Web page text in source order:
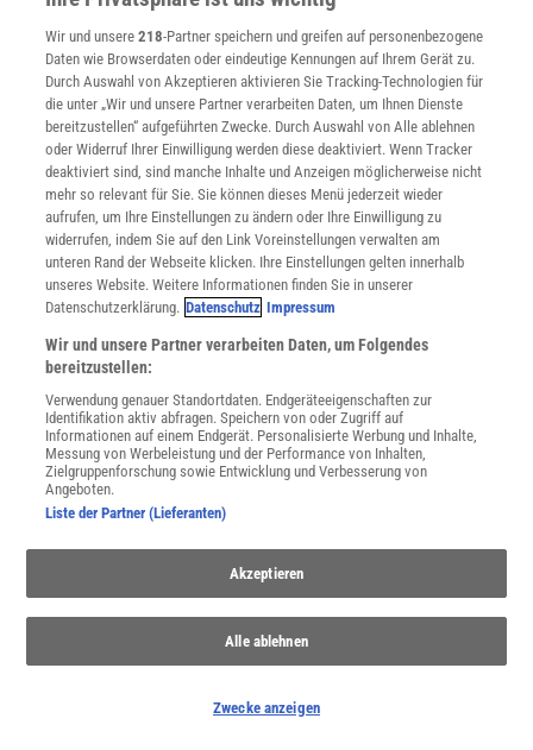
WEITERE NEUERSCHEINUNGEN SPEKTRUM SHOP
Spektrum.de-Newsletter abonnieren
JETZT ANMELDEN!
Sie können unsere Newsletter jederzeit wieder abbestellen. Infos zu unserem Umgang
SERVICES
Newsletter
Spektrum Shop
Wir und unsere218-Partner speichern und greifen auf personenbezogene
Daten wie Browserdaten oder eindeutige Kennungen auf Ihrem Gerät zu.
Durch Auswahl von Akzeptieren aktivieren Sie Tracking-Technologien für
die unter „Wir und unsere Partner verarbeiten Daten, um Ihnen Dienste
bereitzustellen“ aufgeführten Zwecke. Durch Auswahl von Alle ablehnen
oder Widerruf Ihrer Einwilligung werden diese deaktiviert. Wenn Tracker
deaktiviert sind, sind manche Inhalte und Anzeigen möglicherweise nicht
mehr so relevant für Sie. Sie können dieses Menü jederzeit wieder
aufrufen, um Ihre Einstellungen zu ändern oder Ihre Einwilligung zu
widerrufen, indem Sie auf den Link Voreinstellungen verwalten am
unteren Rand der Webseite klicken. Ihre Einstellungen gelten innerhalb
unseres Website. Weitere Informationen finden Sie in unserer
Datenschutzerklärung. Datenschutz Impressum
Wir und unsere Partner verarbeiten Daten, um Folgendes
bereitzustellen:
Verwendung genauer Standortdaten. Endgeräteeigenschaften zur
Identifikation aktiv abfragen. Speichern von oder Zugriff auf
Informationen auf einem Endgerät. Personalisierte Werbung und Inhalte,
Messung von Werbeleistung und der Performance von Inhalten,
Zielgruppenforschung sowie Entwicklung und Verbesserung von
Angeboten.
Liste der Partner (Lieferanten)
Akzeptieren
Alle ablehnen
Zwecke anzeigen